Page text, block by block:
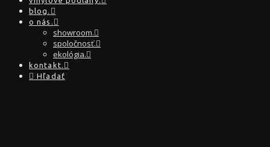
blog.
o nás.
showroom.
spoločnosť.
ekológia.
kontakt.
Hľadať